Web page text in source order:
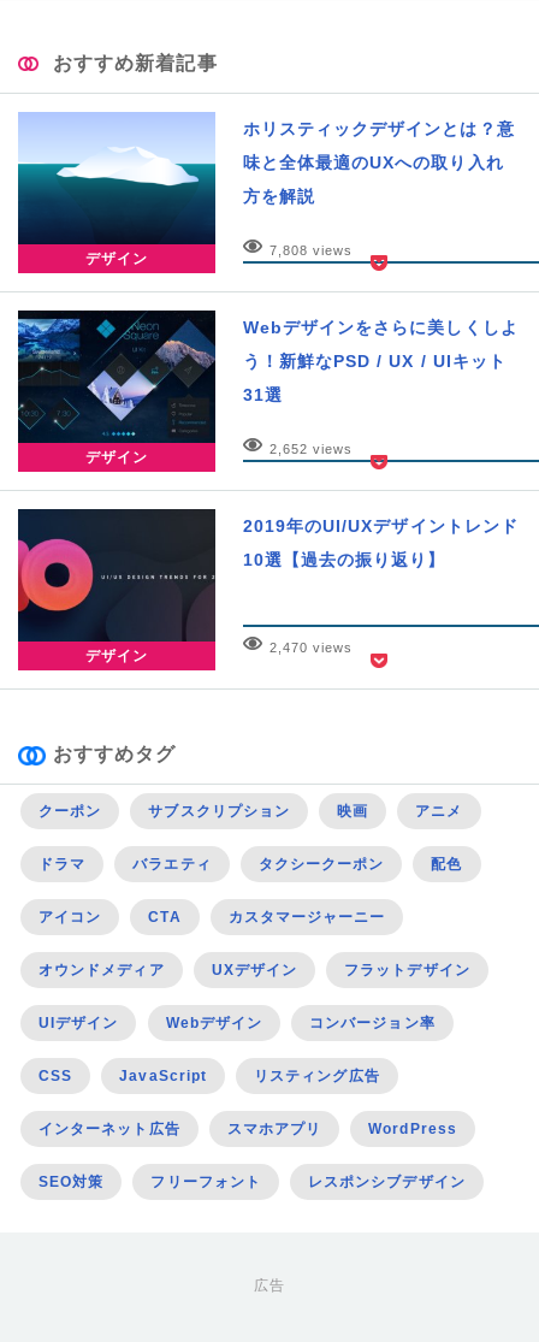
おすすめ新着記事
デザイン
ホリスティックデザインとは？意
味と全体最適のUXへの取り入れ
方を解説
7,808 views
デザイン
Webデザインをさらに美しくしよ
う！新鮮なPSD / UX / UIキット
31選
2,652 views
デザイン
2019年のUI/UXデザイントレンド
10選【過去の振り返り】
2,470 views
おすすめタグ
クーポン サブスクリプション 映画 アニメ
ドラマ バラエティ タクシークーポン 配色
アイコン CTA カスタマージャーニー
オウンドメディア UXデザイン フラットデザイン
UIデザイン Webデザイン コンバージョン率
CSS JavaScript リスティング広告
インターネット広告 スマホアプリ WordPress
SEO対策 フリーフォント レスポンシブデザイン
広告